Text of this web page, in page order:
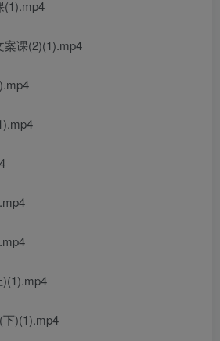
(1).mp4
案课(2)(1).mp4
)(1).mp4